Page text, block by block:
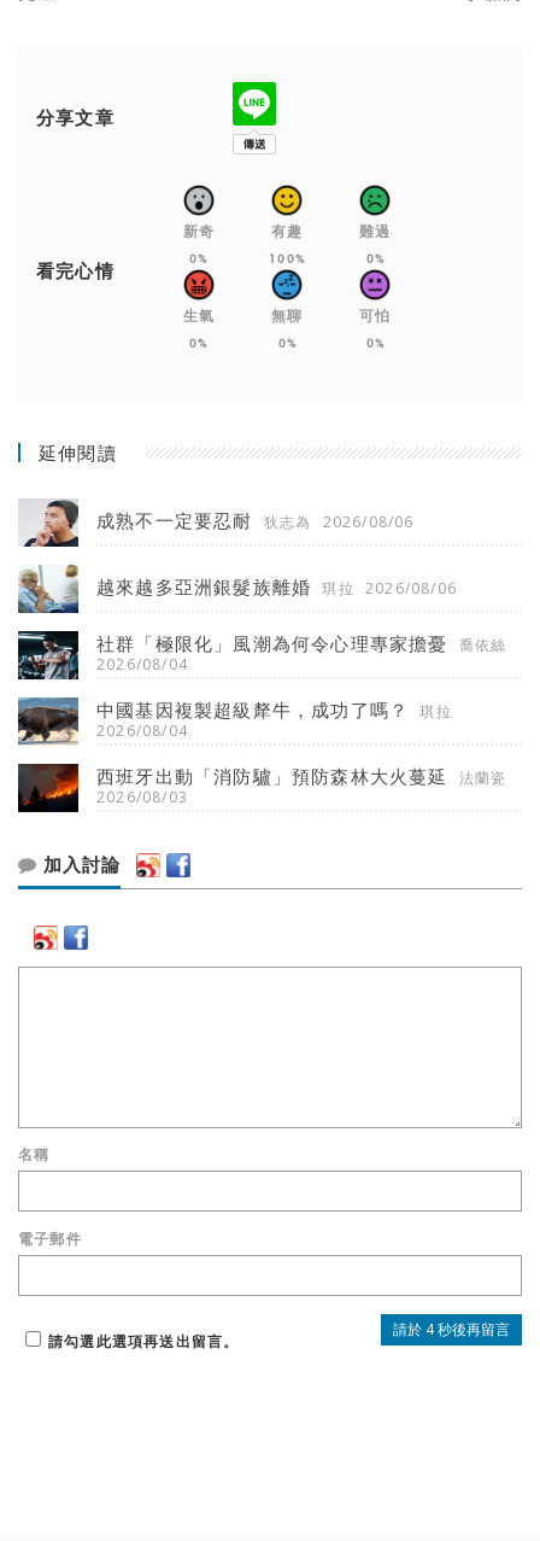
分享文章
看完心情
新奇
0%
有趣
100%
難過
0%
生氣
0%
無聊
0%
可怕
0%
延伸閱讀
成熟不一定要忍耐 狄志為 2026/08/06
越來越多亞洲銀髮族離婚 琪拉 2026/08/06
社群「極限化」風潮為何令心理專家擔憂
喬依絲
2026/08/04
中國基因複製超級犛牛，成功了嗎？
琪拉
2026/08/04
西班牙出動「消防驢」預防森林大火蔓延
法蘭瓷
2026/08/03
加入討論
名稱
電子郵件
請勾選此選項再送出留言。